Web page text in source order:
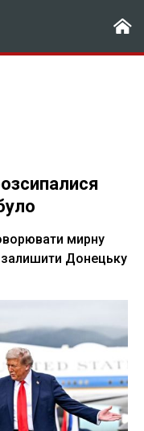
мирну
залишити Донецьку